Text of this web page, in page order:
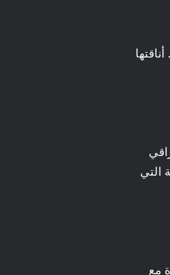
التي
مع